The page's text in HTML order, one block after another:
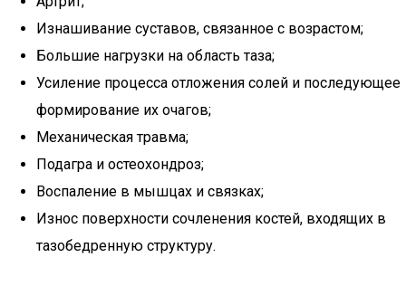
Изнашивание суставов, связанное с возрастом;
Большие нагрузки на область таза;
Усиление процесса отложения солей и последующее
формирование их очагов;
Механическая травма;
Подагра и остеохондроз;
Воспаление в мышцах и связках;
Износ поверхности сочленения костей, входящих в
тазобедренную структуру.